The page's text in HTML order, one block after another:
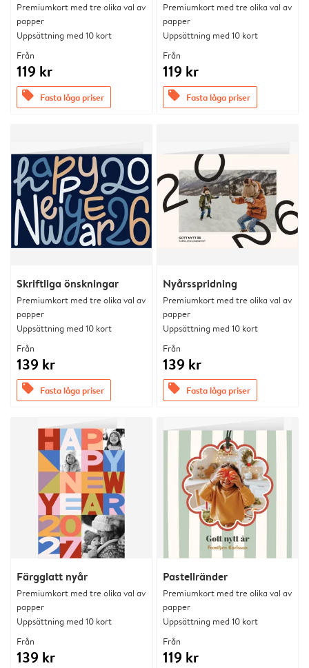
Premiumkort med tre olika val av
papper
Uppsättning med 10 kort
Från
119 kr
offers Fasta låga priser
Premiumkort med tre olika val av
papper
Uppsättning med 10 kort
Från
119 kr
offers Fasta låga priser
Skriftliga önskningar
Premiumkort med tre olika val av
papper
Uppsättning med 10 kort
Från
139 kr
offers Fasta låga priser
Nyårsspridning
Premiumkort med tre olika val av
papper
Uppsättning med 10 kort
Från
139 kr
offers Fasta låga priser
Färgglatt nyår
Premiumkort med tre olika val av
papper
Uppsättning med 10 kort
Från
139 kr
Pastellränder
Premiumkort med tre olika val av
papper
Uppsättning med 10 kort
Från
119 kr